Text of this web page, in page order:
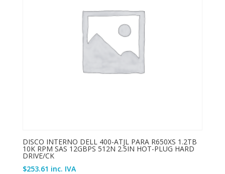
DISCO INTERNO DELL 400-ATJL PARA R650XS 1.2TB
10K RPM SAS 12GBPS 512N 2.5IN HOT-PLUG HARD
DRIVE/CK
$253.61 inc. IVA